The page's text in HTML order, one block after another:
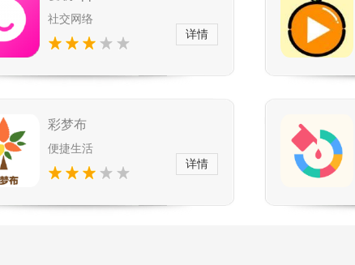
社交网络
详情
彩梦布
便捷生活
详情